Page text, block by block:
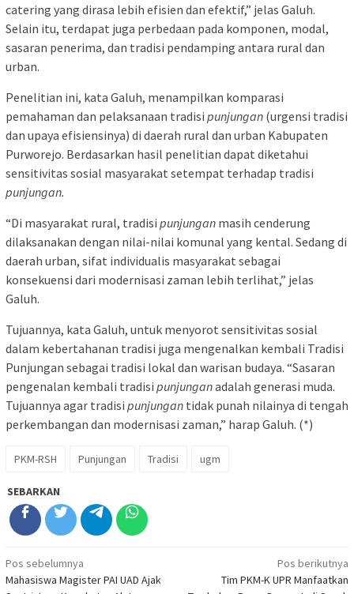
catering yang dirasa lebih efisien dan efektif,” jelas Galuh.
Selain itu, terdapat juga perbedaan pada komponen, modal,
sasaran penerima, dan tradisi pendamping antara rural dan
urban.
Penelitian ini, kata Galuh, menampilkan komparasi
pemahaman dan pelaksanaan tradisi punjungan (urgensi tradisi
dan upaya efisiensinya) di daerah rural dan urban Kabupaten
Purworejo. Berdasarkan hasil penelitian dapat diketahui
sensitivitas sosial masyarakat setempat terhadap tradisi
punjungan.
“Di masyarakat rural, tradisi punjungan masih cenderung
dilaksanakan dengan nilai-nilai komunal yang kental. Sedang di
daerah urban, sifat individualis masyarakat sebagai
konsekuensi dari modernisasi zaman lebih terlihat,” jelas
Galuh.
Tujuannya, kata Galuh, untuk menyorot sensitivitas sosial
dalam kebertahanan tradisi juga mengenalkan kembali Tradisi
Punjungan sebagai tradisi lokal dan warisan budaya. “Sasaran
pengenalan kembali tradisi punjunganadalah generasi muda.
Tujuannya agar tradisi punjungan tidak punah nilainya di tengah
perkembangan dan modernisasi zaman,” harap Galuh. (*)
PKM-RSH Punjungan Tradisi ugm
SEBARKAN
Navigasi
pos
Pos sebelumnya
Mahasiswa Magister PAI UAD Ajak
Pos berikutnya
Tim PKM-K UPR Manfaatkan